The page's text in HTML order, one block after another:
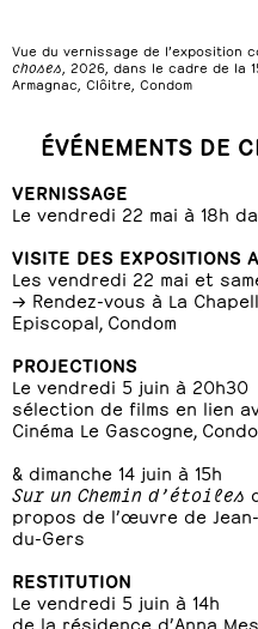
Vue du vernissage de l’exposition
choses, 2026, dans le cadre de la
Armagnac, Clôitre, Condom
ÉVÉNEMENTS DE
VERNISSAGE
Le vendredi 22 mai à 18h
VISITE DES EXPOSITIONS
Les vendredi 22 mai et
→ Rendez-vous à La
Episcopal, Condom
PROJECTIONS
Le vendredi 5 juin à 20h30
sélection de films en lien
Cinéma Le Gascogne,
& dimanche 14 juin à 15h
Sur un Chemin d’étoiles
propos de l’œuvre de
du-Gers
RESTITUTION
Le vendredi 5 juin à 14h
de la résidence d’Anna